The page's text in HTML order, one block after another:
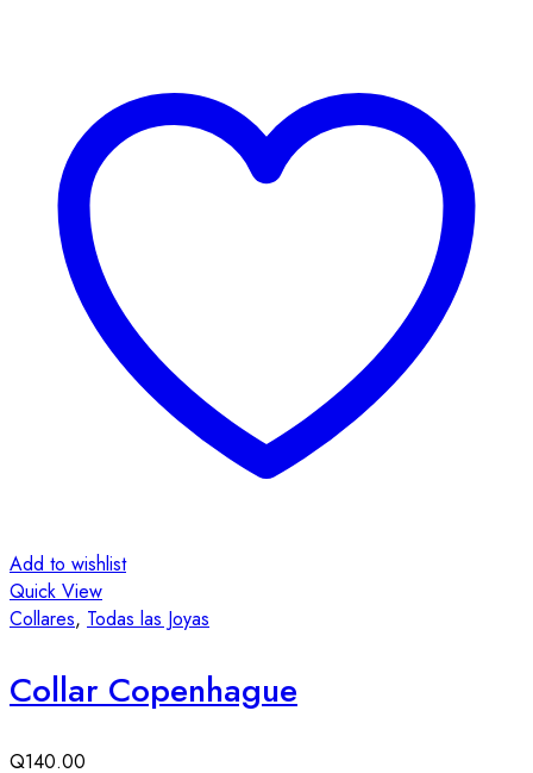
Add to wishlist
Quick View
Collares, Todas las Joyas
Collar Copenhague
Q140.00